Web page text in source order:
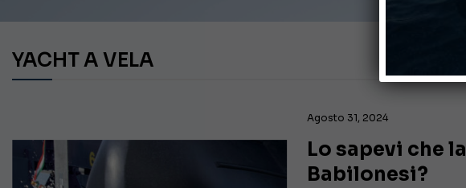
YACHT A VELA
Agosto 31, 2024
Lo sapevi che
Babilonesi?